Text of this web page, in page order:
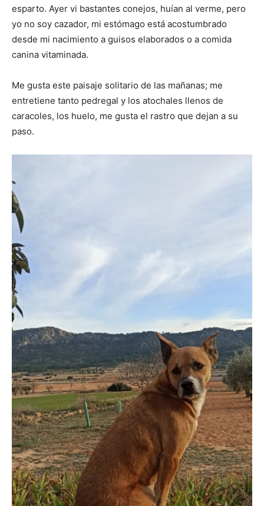
esparto. Ayer vi bastantes conejos, huían al verme, pero
yo no soy cazador, mi estómago está acostumbrado
desde mi nacimiento a guisos elaborados o a comida
canina vitaminada.
Me gusta este paisaje solitario de las mañanas; me
entretiene tanto pedregal y los atochales llenos de
caracoles, los huelo, me gusta el rastro que dejan a su
paso.